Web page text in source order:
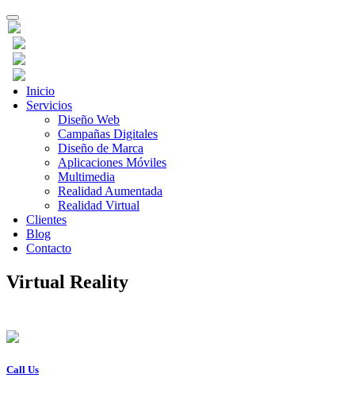
Toggle
navigation
Inicio
Servicios
Diseño Web
Campañas Digitales
Diseño de Marca
Aplicaciones Móviles
Multimedia
Realidad Aumentada
Realidad Virtual
Clientes
Blog
Contacto
Virtual Reality
Call Us